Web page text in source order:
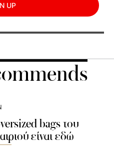
UP
bags του
είναι εδώ